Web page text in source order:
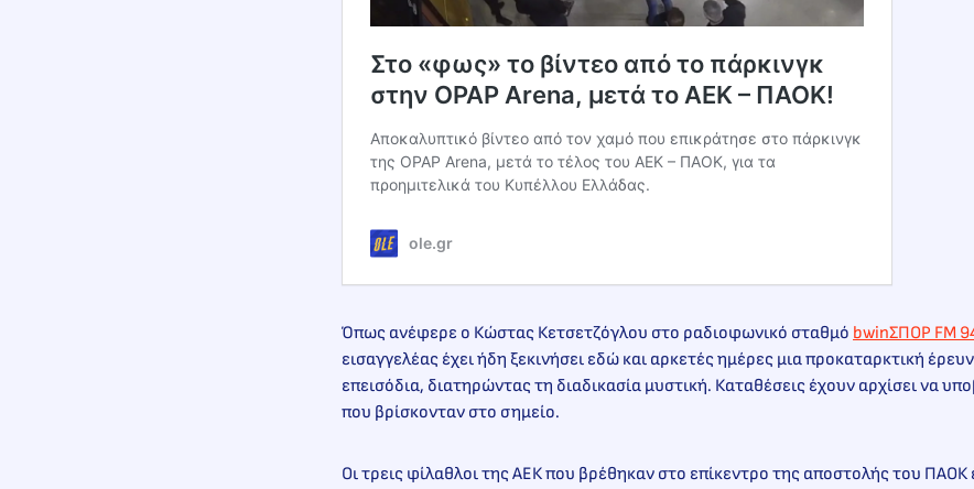
Στο «φως» το βίντεο από το πάρκινγκ
στην OPAP Arena, μετά το ΑΕΚ – ΠΑΟΚ!
Αποκαλυπτικό βίντεο από τον χαμό που επικράτησε στο πάρκινγκ
της OPAP Arena, μετά το τέλος του ΑΕΚ – ΠΑΟΚ, για τα
προημιτελικά του Κυπέλλου Ελλάδας.
ole.gr
Όπως ανέφερε ο Κώστας Κετσετζόγλου στο ραδιοφωνικό σταθμό bwinΣΠΟΡ FM
εισαγγελέας έχει ήδη ξεκινήσει εδώ και αρκετές ημέρες μια προκαταρκτική
επεισόδια, διατηρώντας τη διαδικασία μυστική. Καταθέσεις έχουν αρχίσει να
που βρίσκονταν στο σημείο.
Οι τρεις φίλαθλοι της ΑΕΚ που βρέθηκαν στο επίκεντρο της αποστολής του ΠΑΟΚ